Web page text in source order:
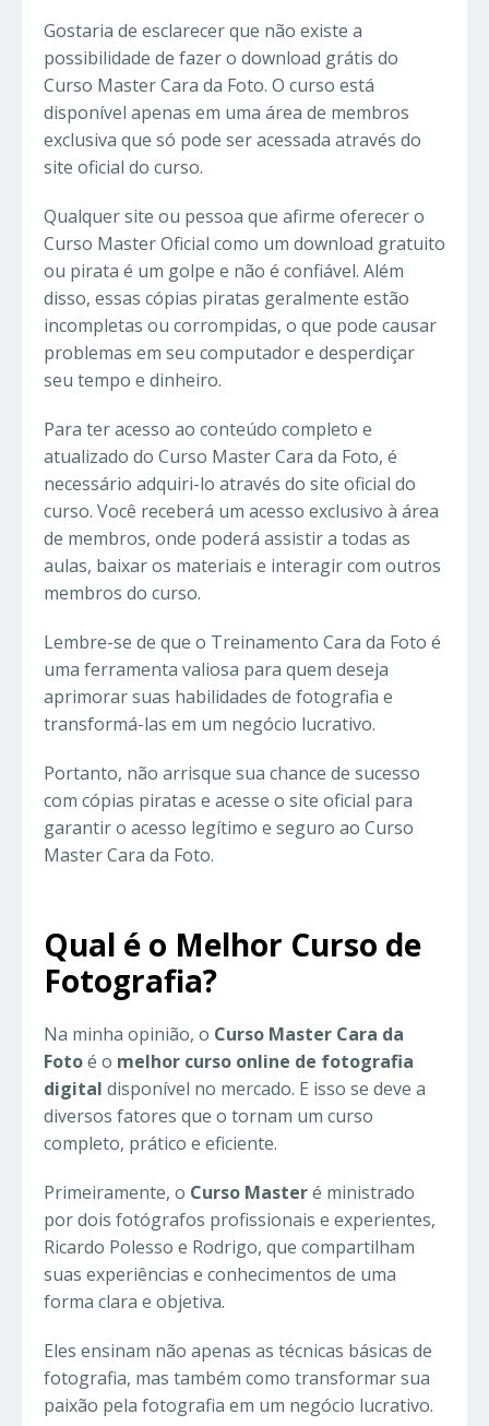
Gostaria de esclarecer que não existe a
possibilidade de fazer o download grátis do
Curso Master Cara da Foto. O curso está
disponível apenas em uma área de membros
exclusiva que só pode ser acessada através do
site oficial do curso.
Qualquer site ou pessoa que afirme oferecer o
Curso Master Oficial como um download gratuito
ou pirata é um golpe e não é confiável. Além
disso, essas cópias piratas geralmente estão
incompletas ou corrompidas, o que pode causar
problemas em seu computador e desperdiçar
seu tempo e dinheiro.
Para ter acesso ao conteúdo completo e
atualizado do Curso Master Cara da Foto, é
necessário adquiri-lo através do site oficial do
curso. Você receberá um acesso exclusivo à área
de membros, onde poderá assistir a todas as
aulas, baixar os materiais e interagir com outros
membros do curso.
Lembre-se de que o Treinamento Cara da Foto é
uma ferramenta valiosa para quem deseja
aprimorar suas habilidades de fotografia e
transformá-las em um negócio lucrativo.
Portanto, não arrisque sua chance de sucesso
com cópias piratas e acesse o site oficial para
garantir o acesso legítimo e seguro ao Curso
Master Cara da Foto.
Qual é o Melhor Curso de
Fotografia?
Na minha opinião, o Curso Master Cara da
Fotoé o melhor curso online de fotografia
digital disponível no mercado. E isso se deve a
diversos fatores que o tornam um curso
completo, prático e eficiente.
Primeiramente, o Curso Masteré ministrado
por dois fotógrafos profissionais e experientes,
Ricardo Polesso e Rodrigo, que compartilham
suas experiências e conhecimentos de uma
forma clara e objetiva.
Eles ensinam não apenas as técnicas básicas de
fotografia, mas também como transformar sua
paixão pela fotografia em um negócio lucrativo.